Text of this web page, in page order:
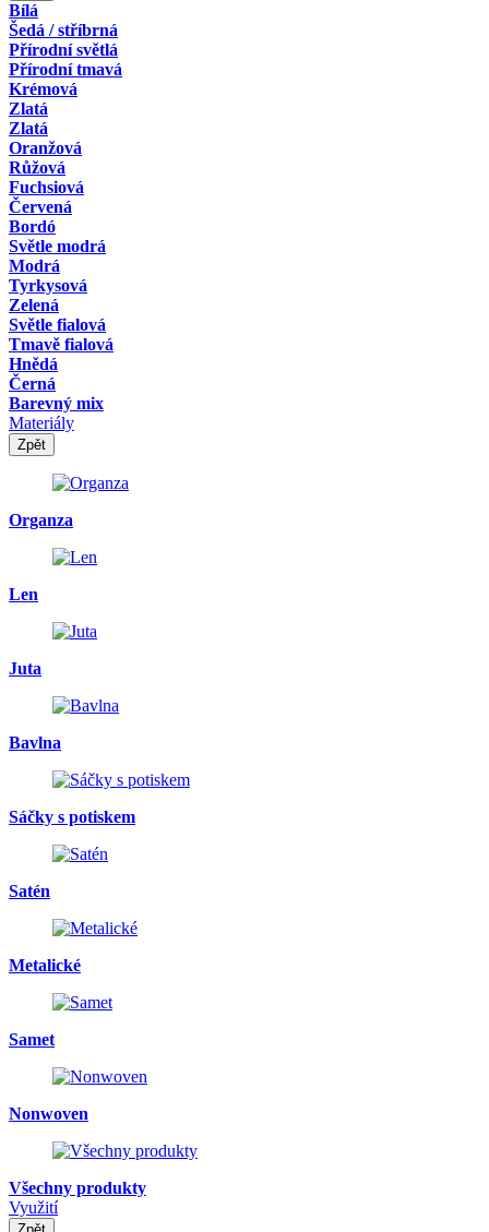
Bílá
Šedá / stříbrná
Přírodní světlá
Přírodní tmavá
Krémová
Zlatá
Zlatá
Oranžová
Růžová
Fuchsiová
Červená
Bordó
Světle modrá
Modrá
Tyrkysová
Zelená
Světle fialová
Tmavě fialová
Hnědá
Černá
Barevný mix
Materiály
Zpět
Organza
Len
Juta
Bavlna
Sáčky s potiskem
Satén
Metalické
Samet
Nonwoven
Všechny produkty
Využití